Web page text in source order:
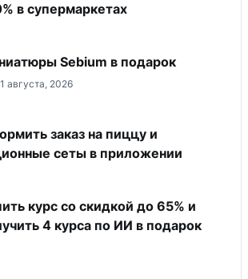
в супермаркетах
Sebium в подарок
августа, 2026
заказ на пиццу и
сеты в приложении
курс со скидкой до 65% и
4 курса по ИИ в подарок